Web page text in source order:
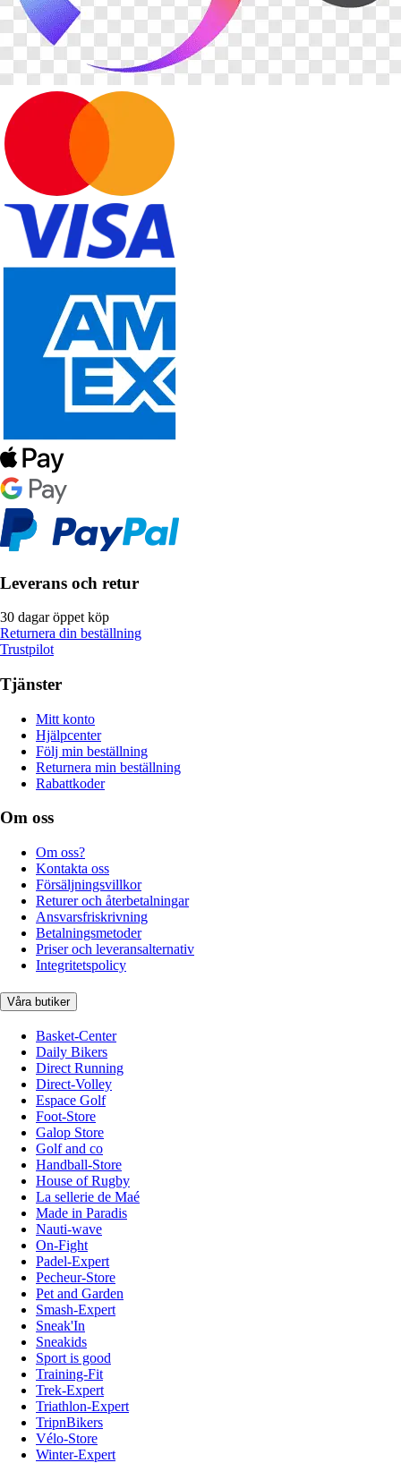
Leverans och retur
30 dagar öppet köp
Returnera din beställning
Trustpilot
Tjänster
Mitt konto
Hjälpcenter
Följ min beställning
Returnera min beställning
Rabattkoder
Om oss
Om oss?
Kontakta oss
Försäljningsvillkor
Returer och återbetalningar
Ansvarsfriskrivning
Betalningsmetoder
Priser och leveransalternativ
Integritetspolicy
Våra butiker
Basket-Center
Daily Bikers
Direct Running
Direct-Volley
Espace Golf
Foot-Store
Galop Store
Golf and co
Handball-Store
House of Rugby
La sellerie de Maé
Made in Paradis
Nauti-wave
On-Fight
Padel-Expert
Pecheur-Store
Pet and Garden
Smash-Expert
Sneak'In
Sneakids
Sport is good
Training-Fit
Trek-Expert
Triathlon-Expert
TripnBikers
Vélo-Store
Winter-Expert